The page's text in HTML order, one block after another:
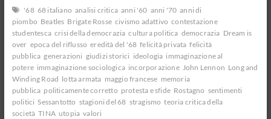
'68 68 italiano analisi critica anni '60 anni '70 anni di
piombo Beatles Brigate Rosse civismo adattivo contestazione
studentesca crisi della democrazia cultura politica democrazia Dream is
over epoca del riflusso eredità del '68 felicità privata felicità
pubblica generazioni giudizi storici ideologia immaginazione al
potere immaginazione sociologica incorporazione John Lennon Long and
Winding Road lotta armata maggio francese memoria
pubblica politicamente corretto protesta e sfide Rostagno sentimenti
politici Sessantotto stagioni del 68 stragismo teoria critica della
società TINA utopia valori